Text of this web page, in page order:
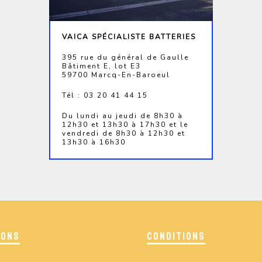
VAICA SPÉCIALISTE BATTERIES
395 rue du général de Gaulle
Bâtiment E, lot E3
59700 Marcq-En-Baroeul
Tél : 03 20 41 44 15
Du lundi au jeudi de 8h30 à
12h30 et 13h30 à 17h30 et le
vendredi de 8h30 à 12h30 et
13h30 à 16h30
CONDITIONS